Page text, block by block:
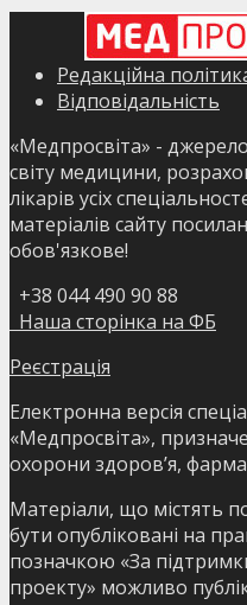
Редакційна
Відповідальність
«Медпросвіта» - джерело
світу медицини,
лікарів усіх
матеріалів сайту
обов'язкове!
+38 044 490 90 88
Наша сторінка на ФБ
Реєстрація
Електронна версія
«Медпросвіта»,
охорони здоров’я,
Матеріали, що містять
бути опубліковані на
позначкою «За
проекту» можливо